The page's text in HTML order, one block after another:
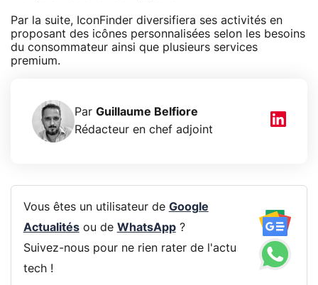
Par la suite, IconFinder diversifiera ses activités en
proposant des icônes personnalisées selon les besoins
du consommateur ainsi que plusieurs services
premium.
Par Guillaume Belfiore
Rédacteur en chef adjoint
Vous êtes un utilisateur de Google
Actualitésou de WhatsApp?
Suivez-nous pour ne rien rater de l'actu
tech !